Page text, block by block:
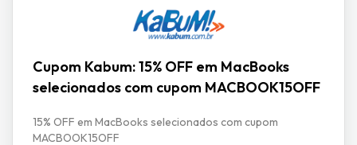
Cupom Kabum: 15% OFF em MacBooks
selecionados com cupom MACBOOK15OFF
15% OFF em MacBooks selecionados com cupom
MACBOOK15OFF